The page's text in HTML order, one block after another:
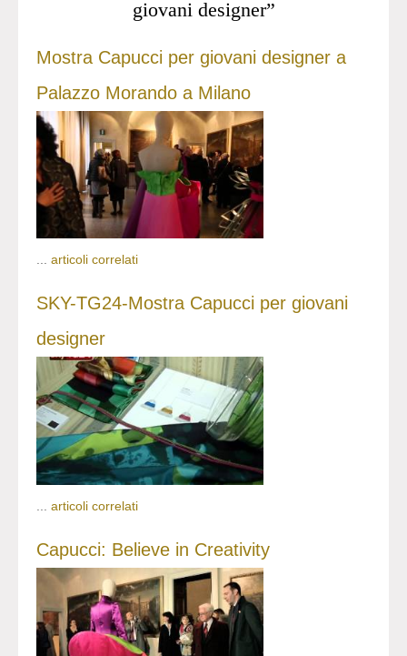
giovani designer”
Mostra Capucci per giovani designer a
Palazzo Morando a Milano
... articoli correlati
SKY-TG24-Mostra Capucci per giovani
designer
articoli correlati
Capucci: Believe in Creativity